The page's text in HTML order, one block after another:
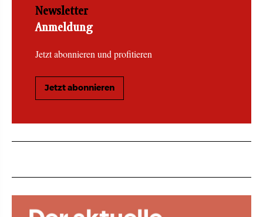
Newsletter
Anmeldung
Jetzt abonnieren und profitieren
Jetzt abonnieren